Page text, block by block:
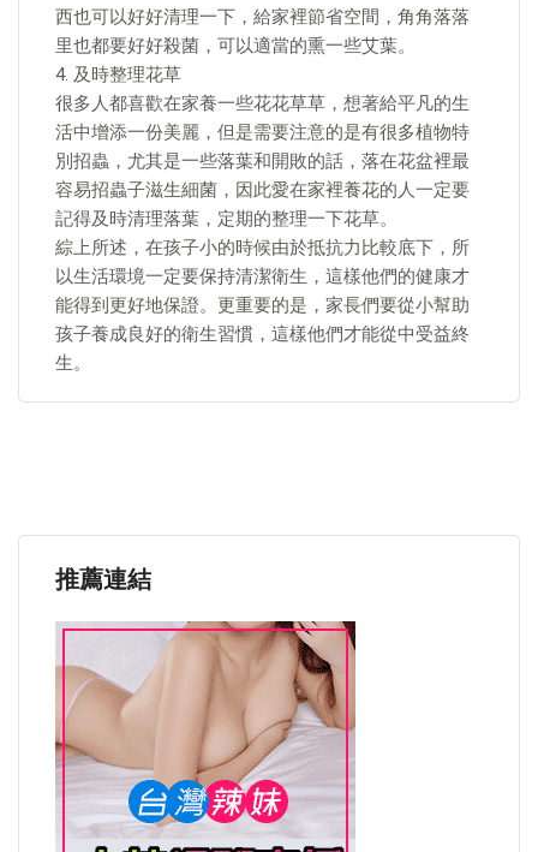
西也可以好好清理一下，給家裡節省空間，角角落落
里也都要好好殺菌，可以適當的熏一些艾葉。
4. 及時整理花草
很多人都喜歡在家養一些花花草草，想著給平凡的生
活中增添一份美麗，但是需要注意的是有很多植物特
別招蟲，尤其是一些落葉和開敗的話，落在花盆裡最
容易招蟲子滋生細菌，因此愛在家裡養花的人一定要
記得及時清理落葉，定期的整理一下花草。
綜上所述，在孩子小的時候由於抵抗力比較底下，所
以生活環境一定要保持清潔衛生，這樣他們的健康才
能得到更好地保證。更重要的是，家長們要從小幫助
孩子養成良好的衛生習慣，這樣他們才能從中受益終
生。
推薦連結